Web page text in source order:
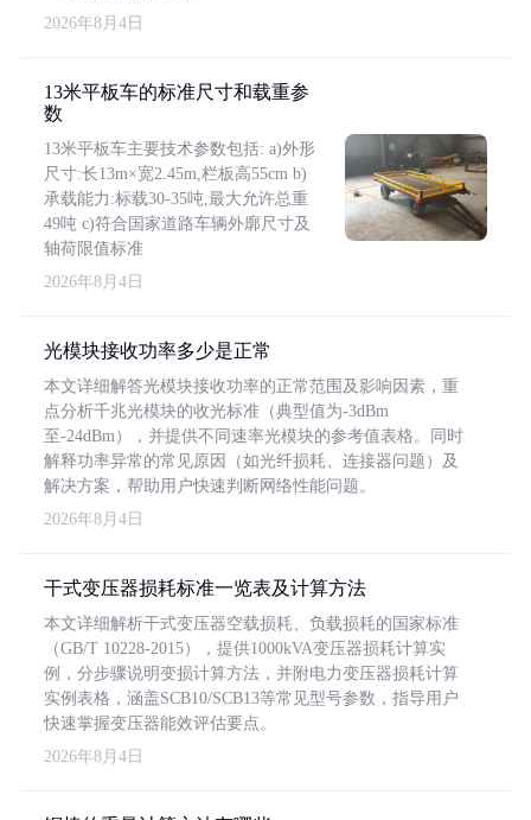
2026年8月4日
13米平板车的标准尺寸和载重参
数
13米平板车主要技术参数包括: a)外形
尺寸:长13m×宽2.45m,栏板高55cm b)
承载能力:标载30-35吨,最大允许总重
49吨 c)符合国家道路车辆外廓尺寸及
轴荷限值标准
2026年8月4日
光模块接收功率多少是正常
本文详细解答光模块接收功率的正常范围及影响因素，重
点分析千兆光模块的收光标准（典型值为-3dBm
至-24dBm），并提供不同速率光模块的参考值表格。同时
解释功率异常的常见原因（如光纤损耗、连接器问题）及
解决方案，帮助用户快速判断网络性能问题。
2026年8月4日
干式变压器损耗标准一览表及计算方法
本文详细解析干式变压器空载损耗、负载损耗的国家标准
（GB/T 10228-2015），提供1000kVA变压器损耗计算实
例，分步骤说明变损计算方法，并附电力变压器损耗计算
实例表格，涵盖SCB10/SCB13等常见型号参数，指导用户
快速掌握变压器能效评估要点。
2026年8月4日